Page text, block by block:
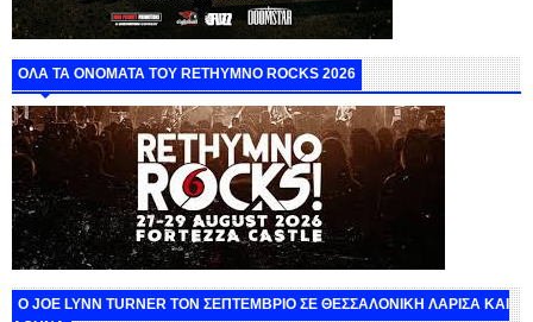
ΟΛΑ ΤΑ ΟΝΟΜΑΤΑ ΤΟΥ RETHYMNO ROCKS 2026
O JOE LYNN TURNER ΤΟΝ ΣΕΠΤΕΜΒΡΙΟ ΣΕ ΘΕΣΣΑΛΟΝΙΚΗ ΛΑΡΙΣΑ ΚΑΙ